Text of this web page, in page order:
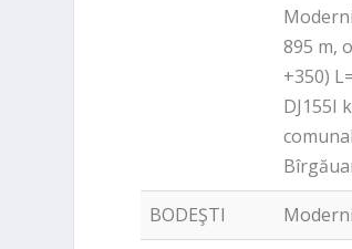
895 m,
+350)
DJ155I
BODEŞTI